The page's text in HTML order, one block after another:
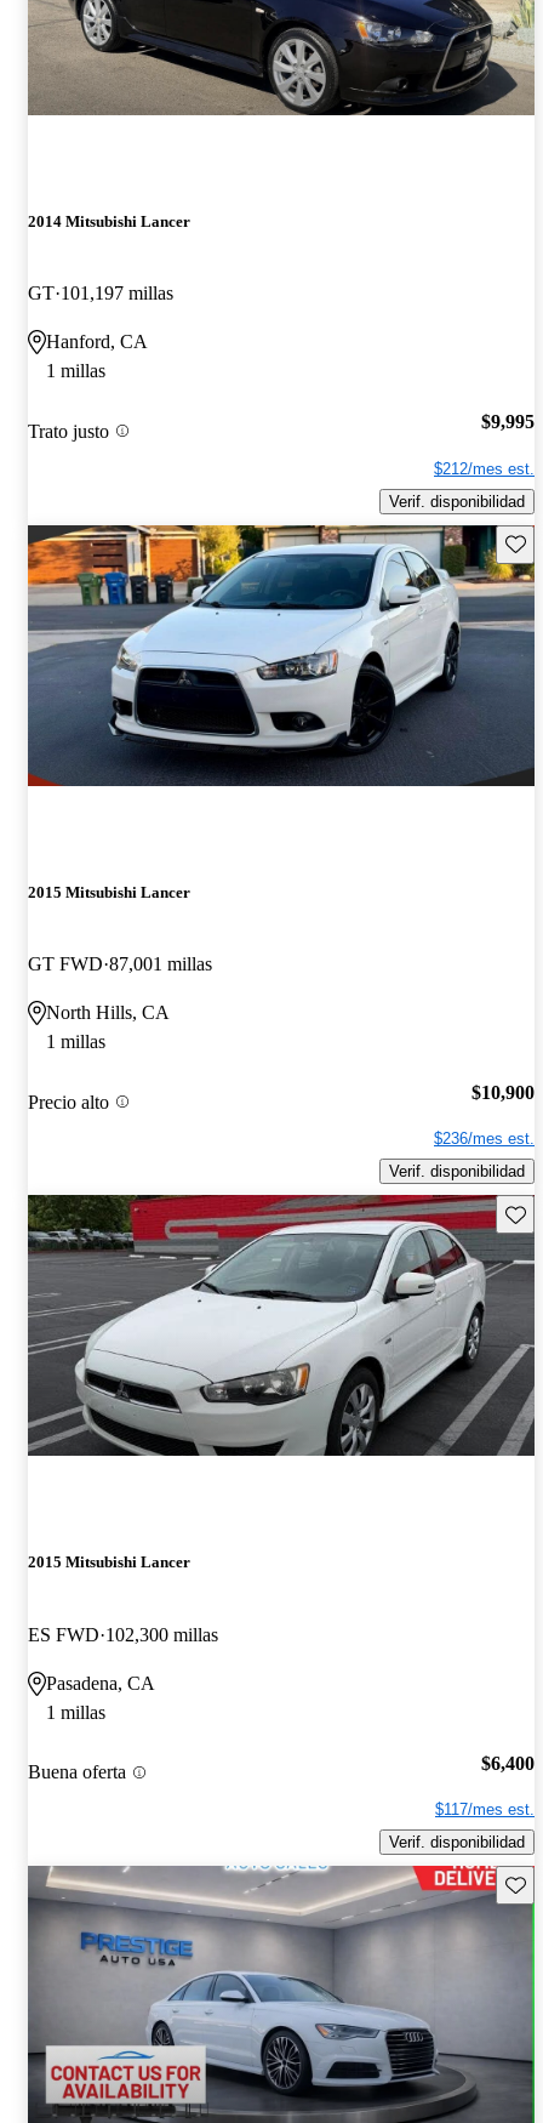
2014 Mitsubishi Lancer
GT 101,197 millas
Hanford, CA
1 millas
Trato justo $9,995
$212/mes est.
Verif. disponibilidad
2015 Mitsubishi Lancer
GT FWD 87,001 millas
North Hills, CA
1 millas
Precio alto $10,900
$236/mes est.
Verif. disponibilidad
2015 Mitsubishi Lancer
ES FWD 102,300 millas
Pasadena, CA
1 millas
Buena oferta $6,400
$117/mes est.
Verif. disponibilidad